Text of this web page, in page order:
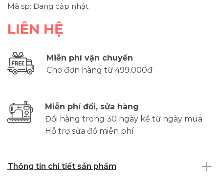
Mã sp: Đang cập nhật
LIÊN HỆ
Miễn phí vận chuyển
Cho đơn hàng từ 499.000đ
Miễn phí đổi, sửa hàng
Đổi hàng trong 30 ngày kể từ ngày mua
Hỗ trợ sửa đồ miễn phí
Thông tin chi tiết sản phẩm